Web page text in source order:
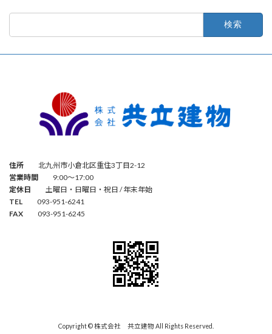
住所 北九州市小倉北区重住3丁目2-12
営業時間 9:00～17:00
定休日 土曜日・日曜日・祝日 / 年末年始
TEL 093-951-6241
FAX 093-951-6245
Copyright © 株式会社 共立建物 All Rights Reserved.